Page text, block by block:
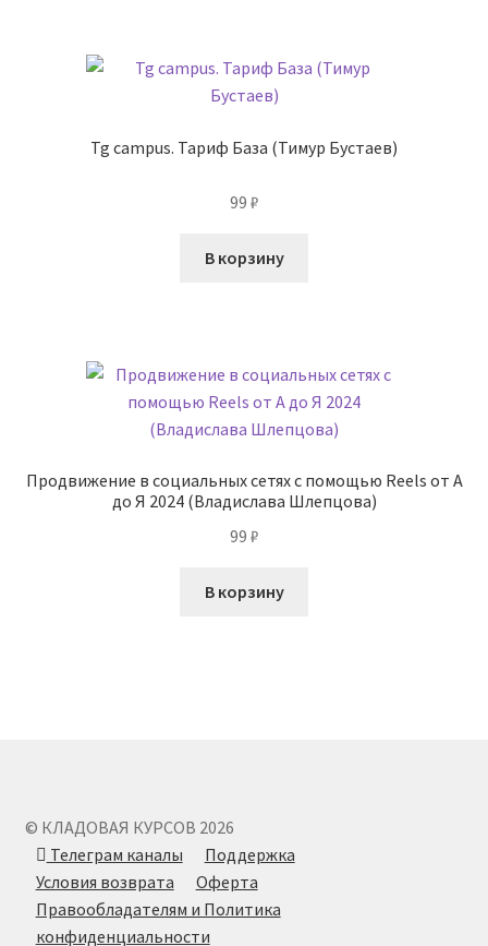
Tg campus. Тариф База (Тимур Бустаев)
99 ₽
В корзину
Продвижение в социальных сетях с помощью Reels от А
до Я 2024 (Владислава Шлепцова)
99 ₽
В корзину
© КЛАДОВАЯ КУРСОВ 2026
Телеграм каналы
Поддержка
Условия возврата
Оферта
Правообладателям и Политика
конфиденциальности